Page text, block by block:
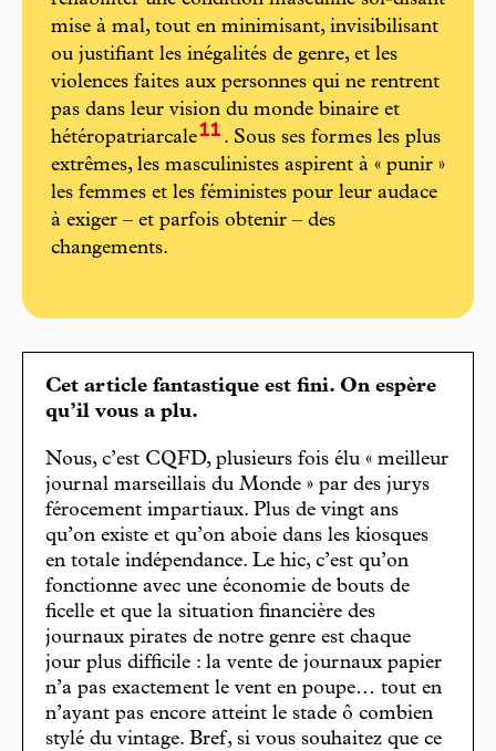
mise à mal, tout en minimisant, invisibilisant
ou justifiant les inégalités de genre, et les
violences faites aux personnes qui ne rentrent
pas dans leur vision du monde binaire et
hétéropatriarcale11 . Sous ses formes les plus
extrêmes, les masculinistes aspirent à « punir »
les femmes et les féministes pour leur audace
à exiger – et parfois obtenir – des
changements.
Cet article fantastique est fini. On espère
qu’il vous a plu.
Nous, c’est CQFD, plusieurs fois élu « meilleur
journal marseillais du Monde » par des jurys
férocement impartiaux. Plus de vingt ans
qu’on existe et qu’on aboie dans les kiosques
en totale indépendance. Le hic, c’est qu’on
fonctionne avec une économie de bouts de
ficelle et que la situation financière des
journaux pirates de notre genre est chaque
jour plus difficile : la vente de journaux papier
n’a pas exactement le vent en poupe… tout en
n’ayant pas encore atteint le stade ô combien
stylé du vintage. Bref, si vous souhaitez que ce